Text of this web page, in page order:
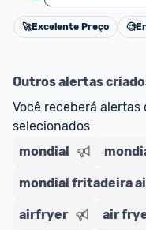
🚀Excelente Preço 🧐
Outros alertas
Você receberá
selecionados
mondial
mondial fritadeira
airfryer air